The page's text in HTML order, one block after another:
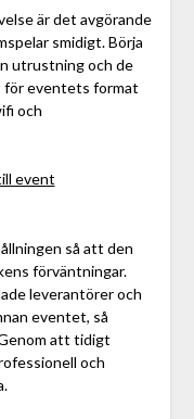
är det avgörande
smidigt. Börja
utrustning och de
för eventets format
och
event
så att den
förväntningar.
leverantörer och
eventet, så
att tidigt
och